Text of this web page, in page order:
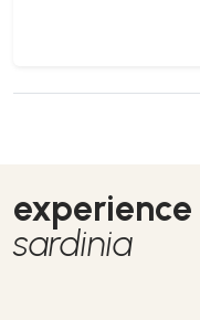
experience
sardinia